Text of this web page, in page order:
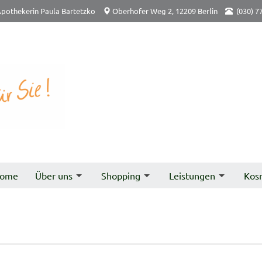
Paula Bartetzko Oberhofer Weg 2, 12209 Berlin (030)
Über uns Shopping Leistungen